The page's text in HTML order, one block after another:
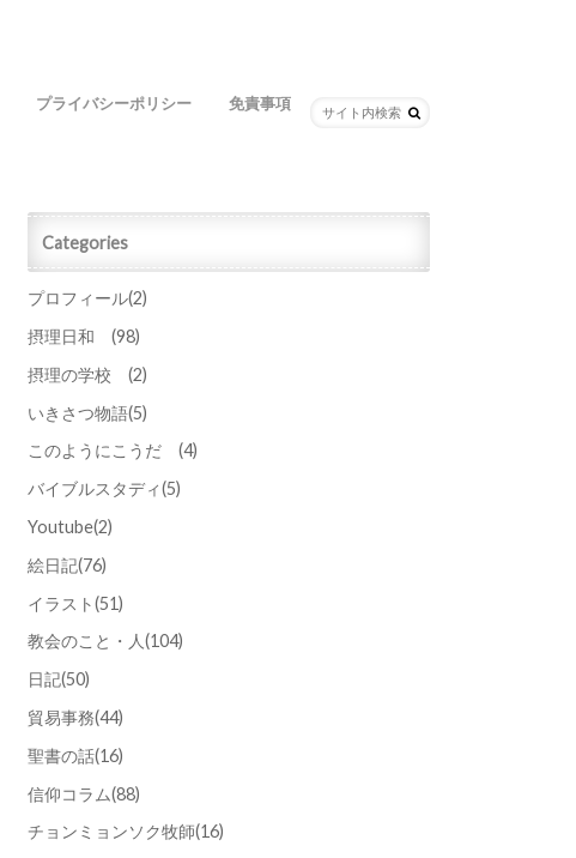
プライバシーポリシー 免責事項
Categories
プロフィール(2)
摂理日和 (98)
摂理の学校 (2)
いきさつ物語(5)
このようにこうだ (4)
バイブルスタディ(5)
Youtube(2)
絵日記(76)
イラスト(51)
教会のこと・人(104)
日記(50)
貿易事務(44)
聖書の話(16)
信仰コラム(88)
チョンミョンソク牧師(16)